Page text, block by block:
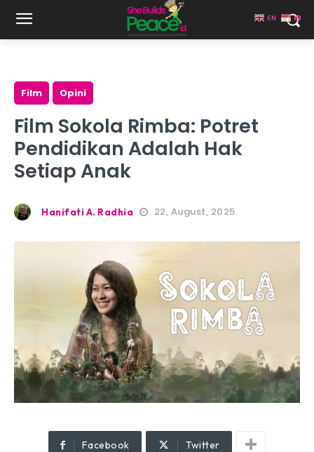
Film Opini
Film Sokola Rimba: Potret
Pendidikan Adalah Hak
Setiap Anak
Hanifati A. Radhia 22, August, 2025
Facebook Twitter
EN ID